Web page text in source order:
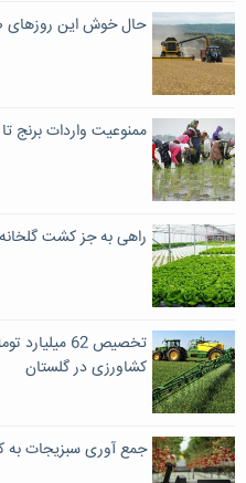
حال خوش این روزهای
ممنوعیت واردات برنج تا
راهی به جز کشت
تخصیص 62
کشاورزی در گلستان
جمع آوری سبزیجات به